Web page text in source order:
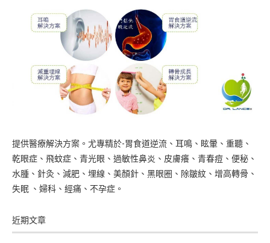
提供醫療解決方案。尤專精於-胃食道逆流、耳鳴、眩暈、重聽、
乾眼症、飛蚊症、青光眼、過敏性鼻炎、皮膚癢、青春痘、便秘、
水腫、針灸、減肥、埋線、美顏針、黑眼圈、除皺紋、增高轉骨、
失眠 、婦科、經痛、不孕症。
近期文章